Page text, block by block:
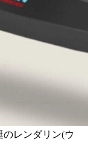
レンダリン(ウ